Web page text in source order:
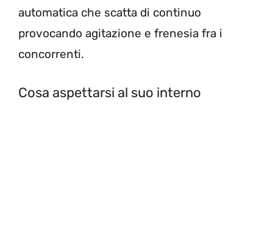
automatica che scatta di continuo
provocando agitazione e frenesia fra i
concorrenti.
Cosa aspettarsi al suo interno